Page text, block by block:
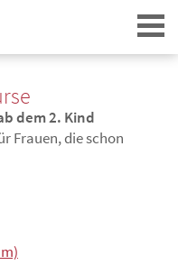
dem 2. Kind
Frauen, die schon